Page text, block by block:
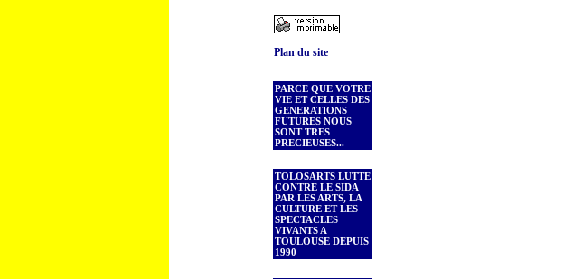
Plan du site
PARCE QUE VOTRE
VIE ET CELLES DES
GENERATIONS
FUTURES NOUS
SONT TRES
PRECIEUSES...
TOLOSARTS LUTTE
CONTRE LE SIDA
PAR LES ARTS, LA
CULTURE ET LES
SPECTACLES
VIVANTS A
TOULOUSE DEPUIS
1990